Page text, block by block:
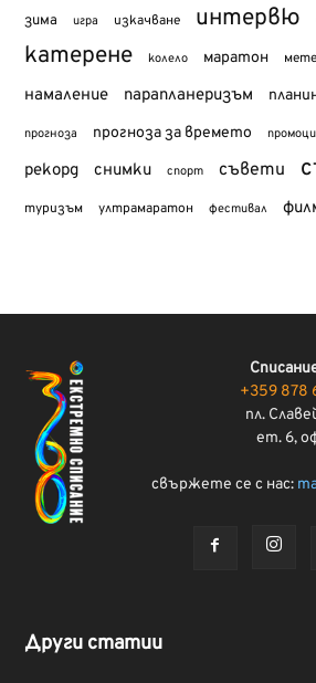
зима игра изкачване интервю
катерене колело маратон
намаление парапланеризъм
прогноза прогноза за времето
рекорд снимки спорт съвети
туризъм ултрамаратон фестивал
+359 878
пл.
ет. 6,
свържете се с нас:
Други статии